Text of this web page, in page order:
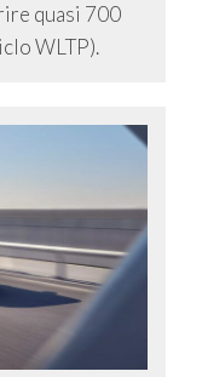
quasi 700
WLTP).